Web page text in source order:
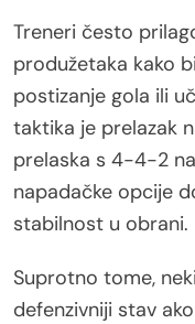
Treneri često
produžetaka kako
postizanje gola ili
taktika je prelazak
prelaska s 4-4-2
napadačke opcije
stabilnost u obrani.
Suprotno tome,
defenzivniji stav